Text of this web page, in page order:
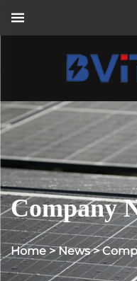
Company
Home>News>